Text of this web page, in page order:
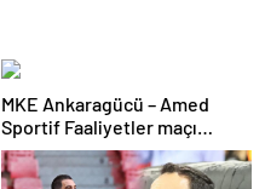
MKE Ankaragücü – Amed
Sportif Faaliyetler maçı
olaylarla başladı